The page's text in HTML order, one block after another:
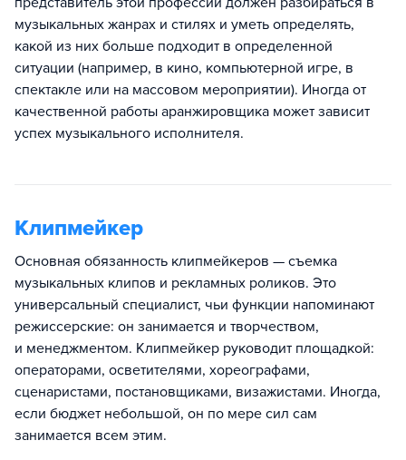
музыкальных жанрах и стилях и уметь определять,
какой из них больше подходит в определенной
ситуации (например, в кино, компьютерной игре, в
спектакле или на массовом мероприятии). Иногда от
качественной работы аранжировщика может зависит
успех музыкального исполнителя.
Клипмейкер
Основная обязанность клипмейкеров — съемка
музыкальных клипов и рекламных роликов. Это
универсальный специалист, чьи функции напоминают
режиссерские: он занимается и творчеством,
и менеджментом. Клипмейкер руководит площадкой:
операторами, осветителями, хореографами,
сценаристами, постановщиками, визажистами. Иногда,
если бюджет небольшой, он по мере сил сам
занимается всем этим.